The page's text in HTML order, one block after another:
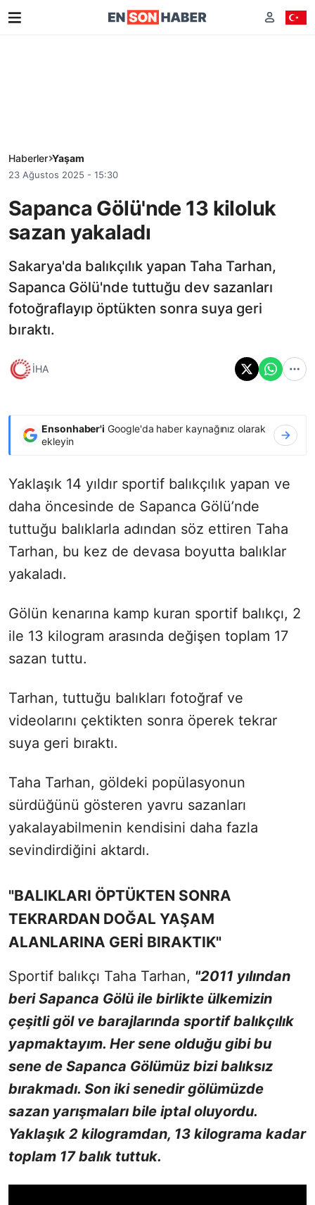
Haberler Yaşam
23 Ağustos 2025 - 15:30
Sapanca Gölü'nde 13 kiloluk
sazan yakaladı
Sakarya'da balıkçılık yapan Taha Tarhan,
Sapanca Gölü'nde tuttuğu dev sazanları
fotoğraflayıp öptükten sonra suya geri
bıraktı.
İHA
Ensonhaber'i Google'da haber kaynağınız olarak
ekleyin
Yaklaşık 14 yıldır sportif balıkçılık yapan ve
daha öncesinde de Sapanca Gölü’nde
tuttuğu balıklarla adından söz ettiren Taha
Tarhan, bu kez de devasa boyutta balıklar
yakaladı.
Gölün kenarına kamp kuran sportif balıkçı, 2
ile 13 kilogram arasında değişen toplam 17
sazan tuttu.
Tarhan, tuttuğu balıkları fotoğraf ve
videolarını çektikten sonra öperek tekrar
suya geri bıraktı.
Taha Tarhan, göldeki popülasyonun
sürdüğünü gösteren yavru sazanları
yakalayabilmenin kendisini daha fazla
sevindirdiğini aktardı.
"BALIKLARI ÖPTÜKTEN SONRA
TEKRARDAN DOĞAL YAŞAM
ALANLARINA GERİ BIRAKTIK"
Sportif balıkçı Taha Tarhan, "2011 yılından
beri Sapanca Gölü ile birlikte ülkemizin
çeşitli göl ve barajlarında sportif balıkçılık
yapmaktayım. Her sene olduğu gibi bu
sene de Sapanca Gölümüz bizi balıksız
bırakmadı. Son iki senedir gölümüzde
sazan yarışmaları bile iptal oluyordu.
Yaklaşık 2 kilogramdan, 13 kilograma kadar
toplam 17 balık tuttuk.